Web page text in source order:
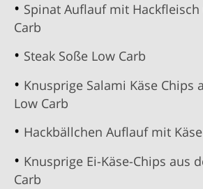
Spinat Auflauf mit Hackfleisch
Carb
Steak Soße Low Carb
Knusprige Salami Käse Chips
Low Carb
Hackbällchen Auflauf mit
Knusprige Ei-Käse-Chips aus
Carb